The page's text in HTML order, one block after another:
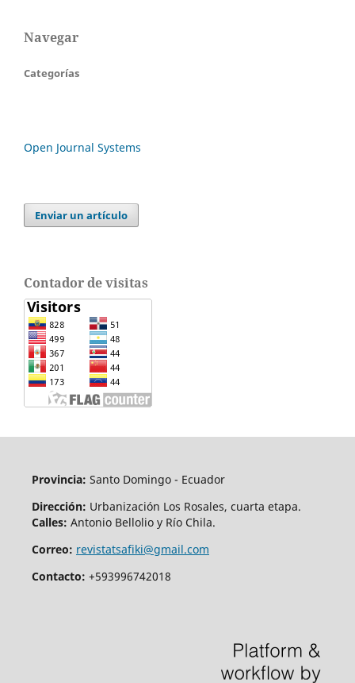
Navegar
Categorías
Open Journal Systems
Enviar un artículo
Contador de visitas
Provincia: Santo Domingo - Ecuador
Dirección: Urbanización Los Rosales, cuarta etapa.
Calles: Antonio Bellolio y Río Chila.
Correo: revistatsafiki@gmail.com
Contacto: +593996742018